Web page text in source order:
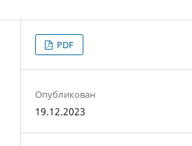
PDF
Опубликован
19.12.2023